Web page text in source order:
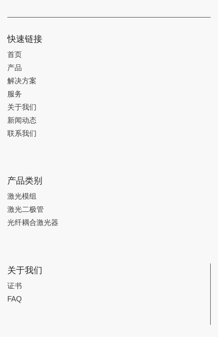
快速链接
首页
产品
解决方案
服务
关于我们
新闻动态
联系我们
产品类别
激光模组
激光二极管
光纤耦合激光器
关于我们
证书
FAQ